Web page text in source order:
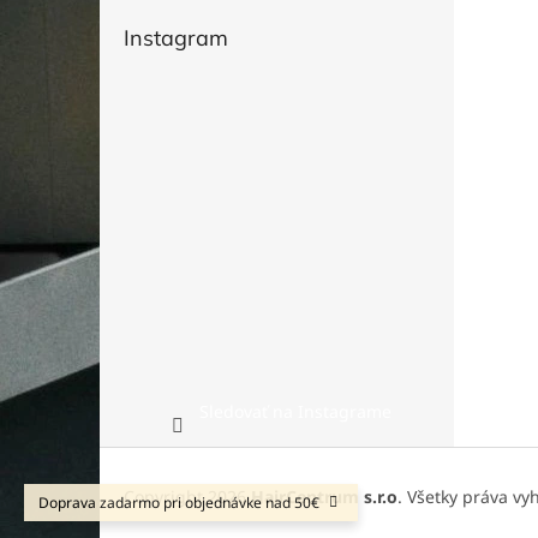
Doprava zadarmo pri objednávke nad 50€
Instagram
Copyright 2026HairCentrum s.r.o. Všetky práva